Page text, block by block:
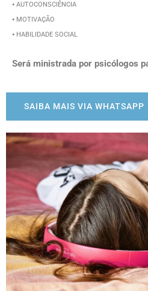
⦁ AUTOCONSCIÊNCIA
⦁ MOTIVAÇÃO
⦁ HABILIDADE SOCIAL
Será ministrada por psicólogos
SAIBA MAIS VIA WHATSAPP